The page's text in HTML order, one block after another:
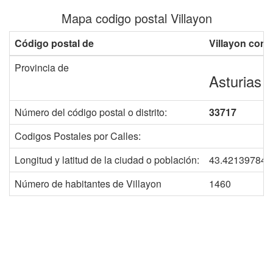
Mapa codigo postal Villayon
Código postal de
Villayon con
Provincia de
Asturias
Número del código postal o distrito:
33717
Codigos Postales por Calles:
Longitud y latitud de la ciudad o población:
Número de habitantes de Villayon
1460